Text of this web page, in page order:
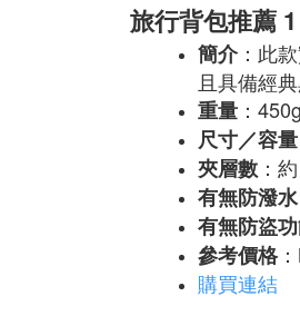
旅行背包推薦
簡介：此
且具備經
重量 ：450g
尺寸／容量
夾層數 ：
有無防潑水
有無防盜
參考價格
購買連結